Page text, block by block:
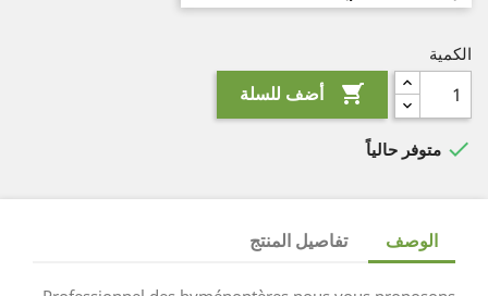
الكمية
 أضف للسلة
 متوفر حالياً
الوصف تفاصيل المنتج